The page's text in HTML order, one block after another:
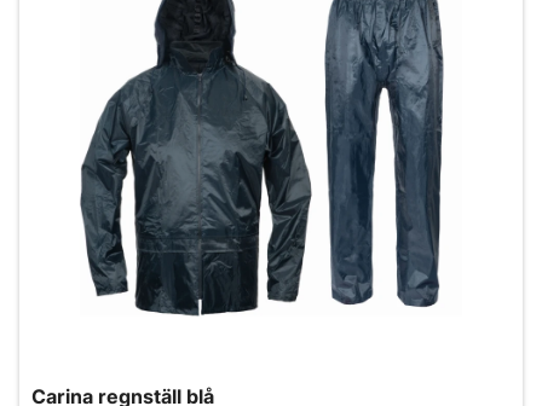
Carina regnställ blå